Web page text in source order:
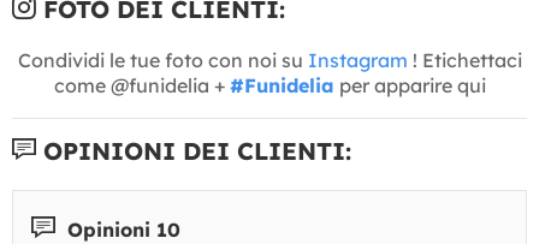
FOTO DEI CLIENTI:
Condividi le tue foto con noi su Instagram ! Etichettaci
come @funidelia + #Funidelia per apparire qui
OPINIONI DEI CLIENTI:
Opinioni 10